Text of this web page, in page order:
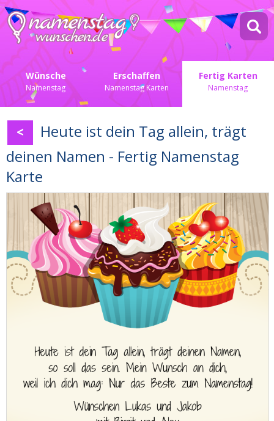
Wünsche
Namenstag
Erschaffen
Namenstag Karten
Fertig Karten
Namenstag
<
Heute ist dein Tag allein, trägt
deinen Namen - Fertig Namenstag
Karte